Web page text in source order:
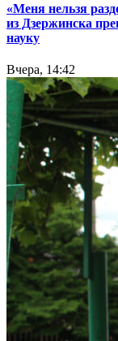
«Меня нельзя
из Дзержинска
науку
Вчера, 14:42